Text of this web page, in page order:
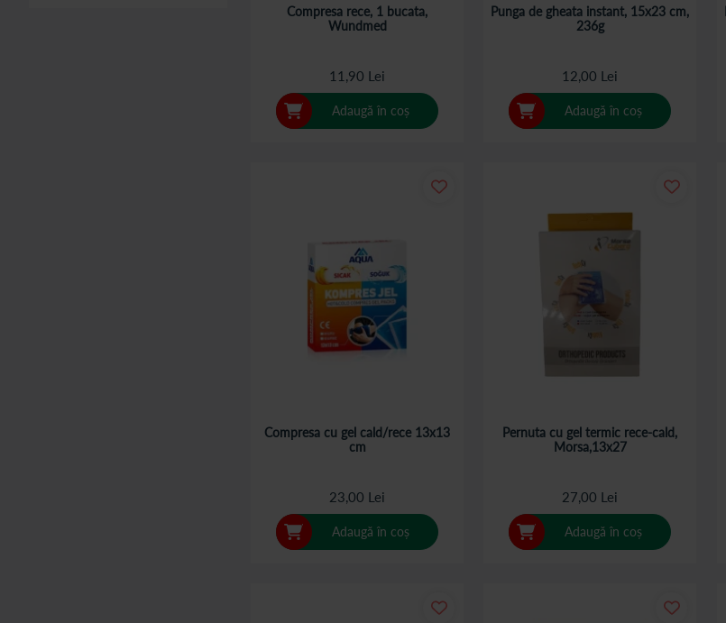
Compresa rece, 1 bucata,
Wundmed
11,90 Lei
Adaugă în coș
Punga de gheata instant, 15x23 cm,
236g
12,00 Lei
Adaugă în coș
Compresa cu gel cald/rece 13x13
cm
23,00 Lei
Adaugă în coș
Pernuta cu gel termic rece-cald,
Morsa,13x27
27,00 Lei
Adaugă în coș